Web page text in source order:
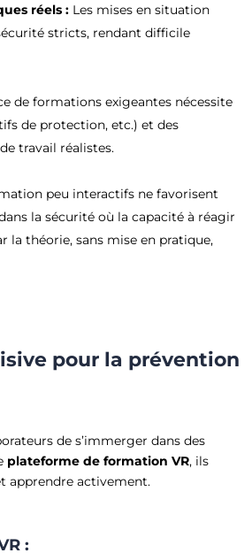
réels : Les mises en situation
stricts, rendant difficile
de formations exigeantes nécessite
de protection, etc.) et des
travail réalistes.
peu interactifs ne favorisent
la sécurité où la capacité à réagir
la théorie, sans mise en pratique,
pour la prévention
de s’immerger dans des
plateforme de formation VR, ils
apprendre activement.
: